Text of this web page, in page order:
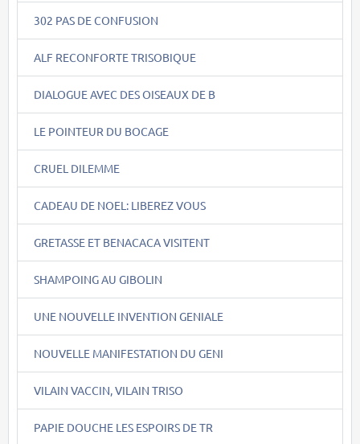
302 PAS DE CONFUSION
ALF RECONFORTE TRISOBIQUE
DIALOGUE AVEC DES OISEAUX DE B
LE POINTEUR DU BOCAGE
CRUEL DILEMME
CADEAU DE NOEL: LIBEREZ VOUS
GRETASSE ET BENACACA VISITENT
SHAMPOING AU GIBOLIN
UNE NOUVELLE INVENTION GENIALE
NOUVELLE MANIFESTATION DU GENI
VILAIN VACCIN, VILAIN TRISO
PAPIE DOUCHE LES ESPOIRS DE TR